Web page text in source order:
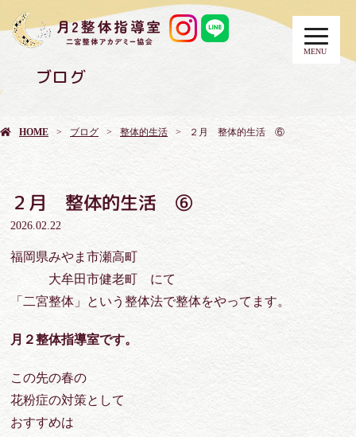
MENU
ブログ
HOME ブログ 整体的生活 ２月 整体的生活 ⑥
２月 整体的生活 ⑥
2026.02.22
福岡県みやま市瀬高町
大牟田市健老町 にて
「二宮整体」という整体法で整体をやってます。
月２整体指導室です。
この先の春の
花粉症の対策として
おすすめは